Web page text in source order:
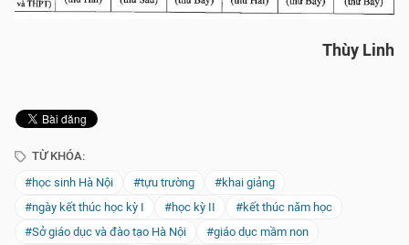
Thùy Linh
TỪ KHÓA:
#học sinh Hà Nội
#tựu trường
#khai giảng
#ngày kết thúc học kỳ I
#học kỳ II
#kết thúc năm học
#Sở giáo dục và đào tạo Hà Nội
#giáo dục mầm non